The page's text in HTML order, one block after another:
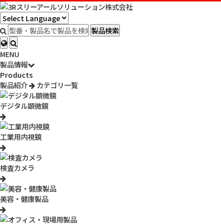
製品検索
MENU
製品情報
Products
製品紹介
カテゴリ一覧
デジタル顕微鏡
工業用内視鏡
検査カメラ
美容・健康製品
HOME 製品情報 検索結果
EV-A002
enevolt エネボルト ニッケル水素充電池
SHARP（シャープ）製品対応の互換電池です。家庭用電話機、コー